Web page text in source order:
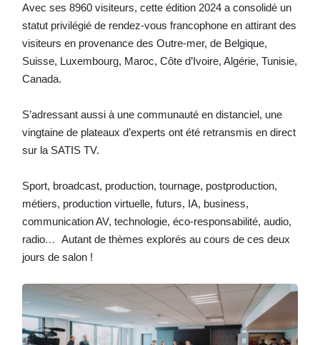
Avec ses 8960 visiteurs, cette édition 2024 a consolidé un
statut privilégié de rendez-vous francophone en attirant des
visiteurs en provenance des Outre-mer, de Belgique,
Suisse, Luxembourg, Maroc, Côte d’Ivoire, Algérie, Tunisie,
Canada.
S’adressant aussi à une communauté en distanciel, une
vingtaine de plateaux d’experts ont été retransmis en direct
sur la SATIS TV.
Sport, broadcast, production, tournage, postproduction,
métiers, production virtuelle, futurs, IA, business,
communication AV, technologie, éco-responsabilité, audio,
radio… Autant de thèmes explorés au cours de ces deux
jours de salon !